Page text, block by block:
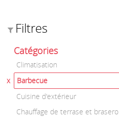
Filtres
Catégories
Climatisation
Barbecue
Cuisine d'extérieur
Chauffage de terrase et brasero